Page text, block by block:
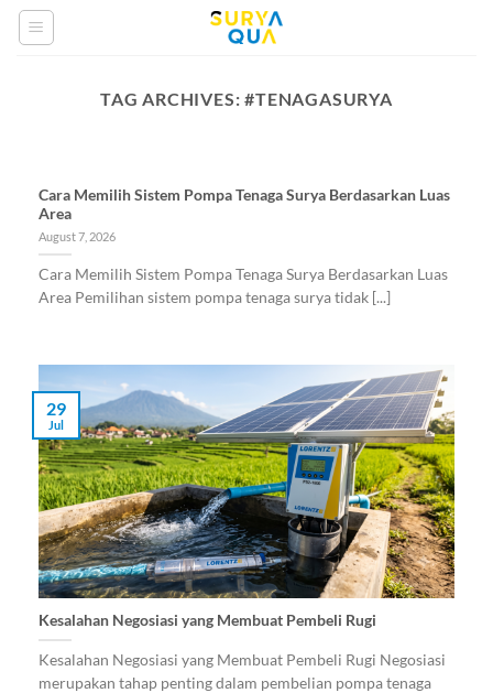
Skip
TAG ARCHIVES:#TENAGASURYA
Cara Memilih Sistem Pompa Tenaga Surya Berdasarkan Luas
Area
August 7, 2026
Cara Memilih Sistem Pompa Tenaga Surya Berdasarkan Luas
Area Pemilihan sistem pompa tenaga surya tidak [...]
Kesalahan Negosiasi yang Membuat Pembeli Rugi
Kesalahan Negosiasi yang Membuat Pembeli Rugi Negosiasi
merupakan tahap penting dalam pembelian pompa tenaga
29
Jul